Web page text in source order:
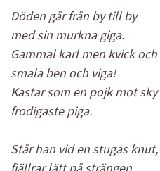
Döden går från by till by
med sin murkna giga.
Gammal karl men kvick och
smala ben och viga!
Kastar som en pojk mot sky
frodigaste piga.
Står han vid en stugas knut,